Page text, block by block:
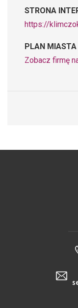
STRONA
https://
PLAN MIASTA
Zobacz firmę